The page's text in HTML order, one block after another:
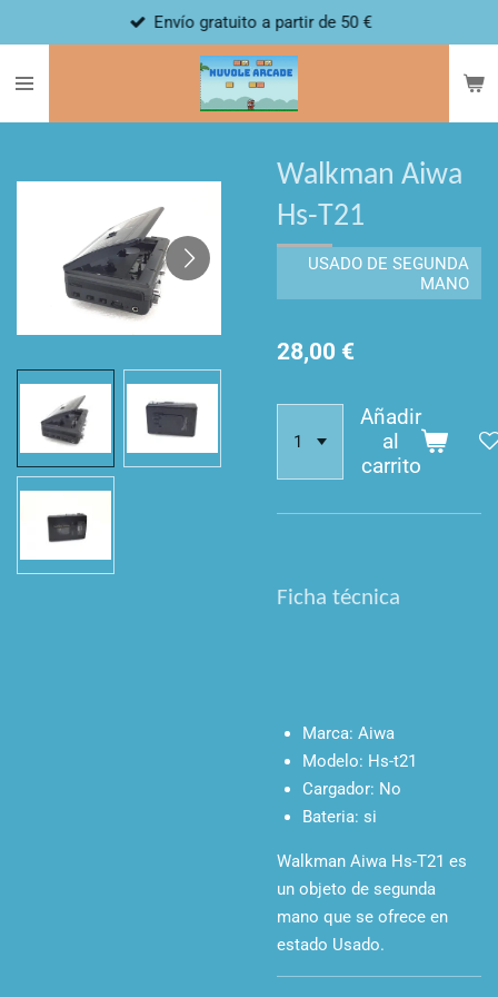
contenido
Envío gratuito a partir de 50 €
Walkman Aiwa
Hs-T21
USADO DE SEGUNDA
MANO
28,00 €
Añadir
al
carrito
Ficha técnica
Marca: Aiwa
Modelo: Hs-t21
Cargador: No
Bateria: si
Walkman Aiwa Hs-T21 es
un objeto de segunda
mano que se ofrece en
estado Usado.